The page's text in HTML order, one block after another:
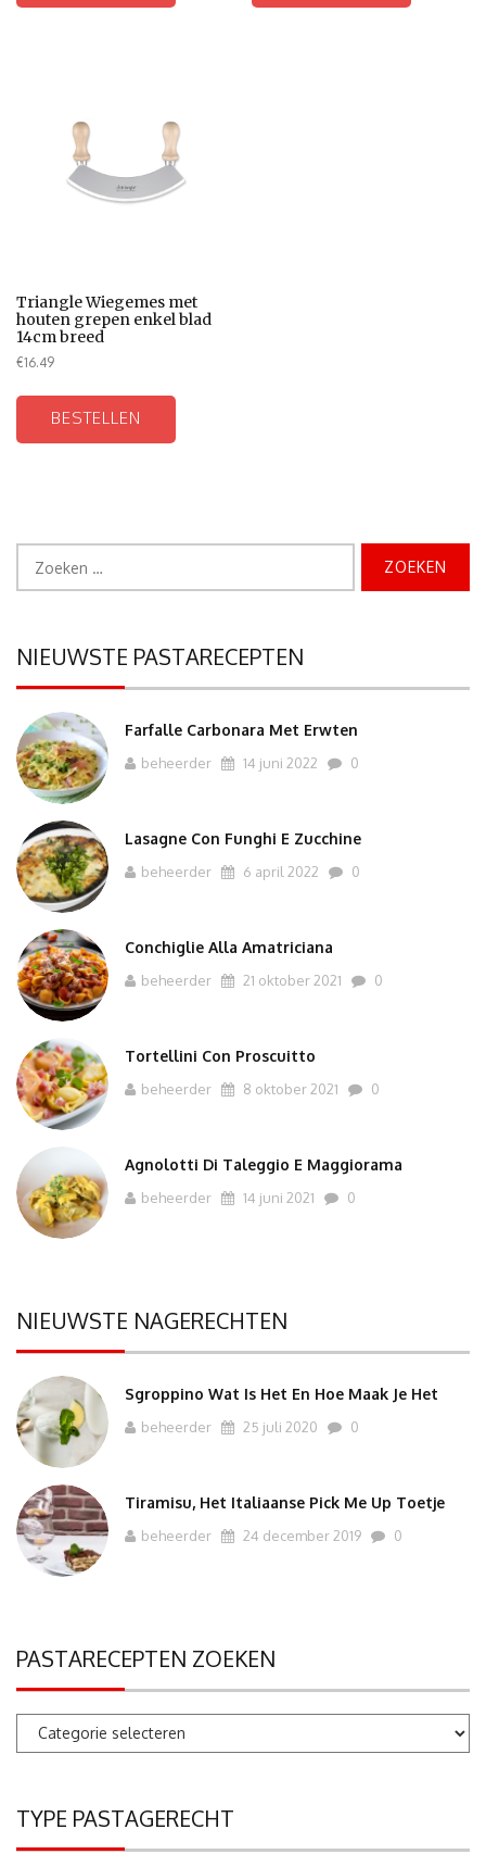
Triangle Wiegemes met
houten grepen enkel blad
14cm breed
€16.49
BESTELLEN
naar:
NIEUWSTE PASTARECEPTEN
Farfalle Carbonara Met Erwten
beheerder 14 juni 2022 0
Lasagne Con Funghi E Zucchine
beheerder 6 april 2022 0
Conchiglie Alla Amatriciana
beheerder 21 oktober 2021 0
Tortellini Con Proscuitto
beheerder 8 oktober 2021 0
Agnolotti Di Taleggio E Maggiorama
beheerder 14 juni 2021 0
NIEUWSTE NAGERECHTEN
Sgroppino Wat Is Het En Hoe Maak Je Het
beheerder 25 juli 2020 0
Tiramisu, Het Italiaanse Pick Me Up Toetje
beheerder 24 december 2019 0
PASTARECEPTEN ZOEKEN
Pastarecepten
TYPE PASTAGERECHT